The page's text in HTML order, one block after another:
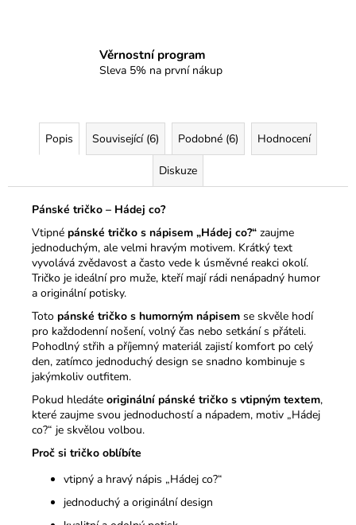
Věrnostní program
Sleva 5% na první nákup
Popis Související (6) Podobné (6) Hodnocení
Diskuze
Pánské tričko – Hádej co?
Vtipné pánské tričko s nápisem „Hádej co?“ zaujme
jednoduchým, ale velmi hravým motivem. Krátký text
vyvolává zvědavost a často vede k úsměvné reakci okolí.
Tričko je ideální pro muže, kteří mají rádi nenápadný humor
a originální potisky.
Toto pánské tričko s humorným nápisem se skvěle hodí
pro každodenní nošení, volný čas nebo setkání s přáteli.
Pohodlný střih a příjemný materiál zajistí komfort po celý
den, zatímco jednoduchý design se snadno kombinuje s
jakýmkoliv outfitem.
Pokud hledáte originální pánské tričko s vtipným textem,
které zaujme svou jednoduchostí a nápadem, motiv „Hádej
co?“ je skvělou volbou.
Proč si tričko oblíbíte
vtipný a hravý nápis „Hádej co?“
jednoduchý a originální design